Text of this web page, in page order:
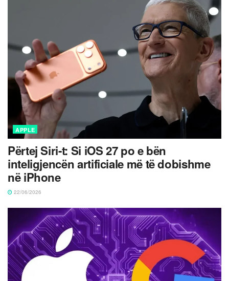
APPLE
Përtej Siri-t: Si iOS 27 po e bën
inteligjencën artificiale më të dobishme
në iPhone
22/06/2026